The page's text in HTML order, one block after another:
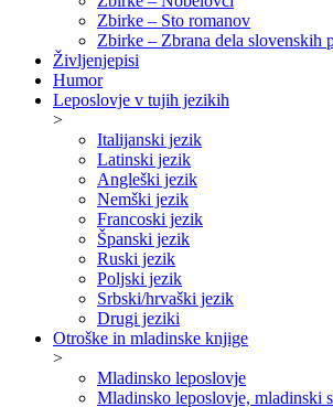
Zbirke – Sto romanov
Zbirke – Zbrana dela slovenskih
Življenjepisi
Humor
Leposlovje v tujih jezikih
>
Italijanski jezik
Latinski jezik
Angleški jezik
Nemški jezik
Francoski jezik
Španski jezik
Ruski jezik
Poljski jezik
Srbski/hrvaški jezik
Drugi jeziki
Otroške in mladinske knjige
>
Mladinsko leposlovje
Mladinsko leposlovje, mladinski